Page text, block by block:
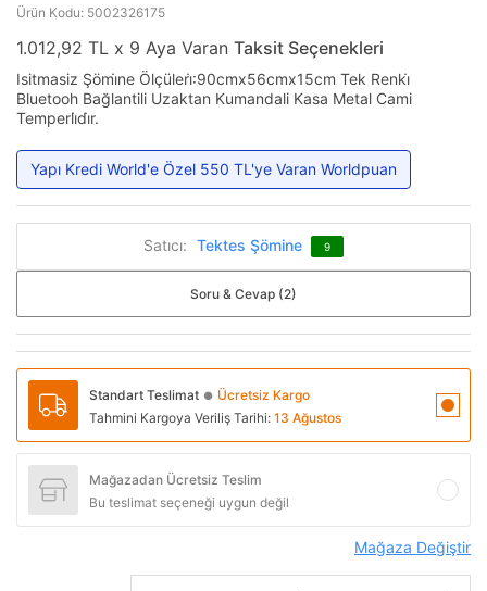
Ürün Kodu: 5002326175
1.012,92 TL x 9 Aya Varan Taksit Seçenekleri
Isitmasiz Şömi̇ne Ölçüleri̇:90cmx56cmx15cm Tek Renki̇
Bluetooh Bağlantili Uzaktan Kumandali Kasa Metal Cami
Temperli̇di̇r.
Yapı Kredi World'e Özel 550 TL'ye Varan Worldpuan
Satıcı: Tektes Şömine 9
Soru & Cevap (2)
Standart Teslimat ● Ücretsiz Kargo
Tahmini Kargoya Veriliş Tarihi: 13 Ağustos
Mağazadan Ücretsiz Teslim
Bu teslimat seçeneği uygun değil
Mağaza Değiştir